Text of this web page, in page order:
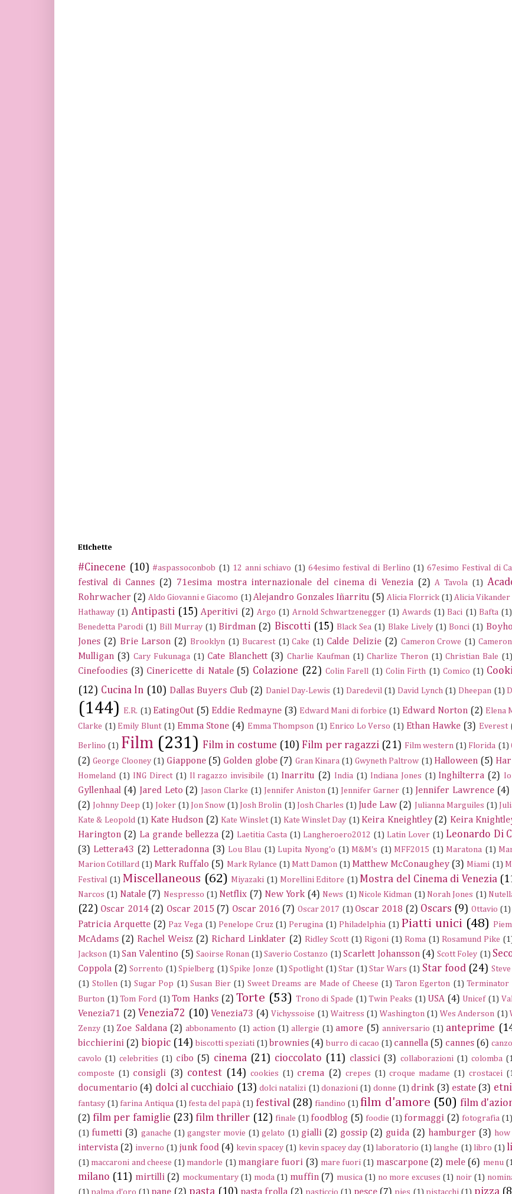
Etichette
#Cinecene (10) #aspassoconbob (1) 12 anni schiavo (1) 64esimo festival di Berlino (1) 67esimo Festival di
festival di Cannes (2) 71esima mostra internazionale del cinema di Venezia (2) A Tavola (1)
Rohrwacher (2) Aldo Giovanni e Giacomo (1) Alejandro Gonzales Iñarritu (5) Alicia Florrick (1) Alicia Vikander
Hathaway (1) Antipasti (15) Aperitivi (2) Argo (1) Arnold Schwartzenegger (1) Awards (1) Baci (1) Bafta (1)
Benedetta Parodi (1) Bill Murray (1) Birdman (2) Biscotti (15) Black Sea (1) Blake Lively (1) Bonci (1)
Jones (2) Brie Larson (2) Brooklyn (1) Bucarest (1) Cake (1) Calde Delizie (2) Cameron Crowe (1)
Mulligan (3) Cary Fukunaga (1) Cate Blanchett (3) Charlie Kaufman (1) Charlize Theron (1) Christian Bale (1)
Cinefoodies (3) Cinericette di Natale (5) Colazione (22) Colin Farell (1) Colin Firth (1) Comico (1)
(12) Cucina In (10) Dallas Buyers Club (2) Daniel Day-Lewis (1) Daredevil (1) David Lynch (1) Dheepan (1)
(144)
E.R. (1) EatingOut (5) Eddie Redmayne (3) Edward Mani di forbice (1) Edward Norton (2) Elena
Clarke (1) Emily Blunt (1) Emma Stone (4) Emma Thompson (1) Enrico Lo Verso (1) Ethan Hawke (3) Everest
Berlino (1) Film (231) Film in costume (10) Film per ragazzi (21) Film western (1) Florida (1)
(2) George Clooney (1) Giappone (5) Golden globe (7) Gran Kinara (1) Gwyneth Paltrow (1) Halloween (5)
Homeland (1) ING Direct (1) Il ragazzo invisibile (1) Inarritu (2) India (1) Indiana Jones (1) Inghilterra (2)
Gyllenhaal (4) Jared Leto (2) Jason Clarke (1) Jennifer Aniston (1) Jennifer Garner (1) Jennifer Lawrence (4)
(2)
Johnny Deep (1) Joker (1) Jon Snow (1) Josh Brolin (1) Josh Charles (1) Jude Law (2) Julianna Marguiles (1)
Kate & Leopold (1) Kate Hudson (2) Kate Winslet (1) Kate Winslet Day (1) Keira Kneightley (2) Keira
Harington (2) La grande bellezza (2) Laetitia Casta (1) Langheroero2012 (1) Latin Lover (1) Leonardo Di
(3) Lettera43 (2) Letteradonna (3) Lou Blau (1) Lupita Nyong'o (1) M&M's (1) MFF2015 (1) Maratona (1)
Marion Cotillard (1) Mark Ruffalo (5) Mark Rylance (1) Matt Damon (1) Matthew McConaughey (3) Miami (1)
Festival (1) Miscellaneous (62) Miyazaki (1) Morellini Editore (1) Mostra del Cinema di Venezia
Narcos (1) Natale (7) Nespresso (1) Netflix (7) New York (4) News (1) Nicole Kidman (1) Norah Jones (1)
(22) Oscar 2014 (2) Oscar 2015 (7) Oscar 2016 (7) Oscar 2017 (1) Oscar 2018 (2) Oscars (9) Ottavio (1)
Patricia Arquette (2) Paz Vega (1) Penelope Cruz (1) Perugina (1) Philadelphia (1) Piatti unici (48)
McAdams (2) Rachel Weisz (2) Richard Linklater (2) Ridley Scott (1) Rigoni (1) Roma (1) Rosamund Pike
Jackson (1) San Valentino (5) Saoirse Ronan (1) Saverio Costanzo (1) Scarlett Johansson (4) Scott Foley (1)
Coppola (2) Sorrento (1) Spielberg (1) Spike Jonze (1) Spotlight (1) Star (1) Star Wars (1) Star food (24)
(1) Stollen (1) Sugar Pop (1) Susan Bier (1) Sweet Dreams are Made of Cheese (1) Taron Egerton (1) Terminator
Burton (1) Tom Ford (1) Tom Hanks (2) Torte (53) Trono di Spade (1) Twin Peaks (1) USA (4) Unicef (1)
Venezia71 (2) Venezia72 (10) Venezia73 (4) Vichyssoise (1) Waitress (1) Washington (1) Wes Anderson (1)
Zenzy (1) Zoe Saldana (2) abbonamento (1) action (1) allergie (1) amore (5) anniversario (1) anteprime
bicchierini (2) biopic (14) biscotti speziati (1) brownies (4) burro di cacao (1) cannella (5) cannes (6)
cavolo (1) celebrities (1) cibo (5) cinema (21) cioccolato (11) classici (3) collaborazioni (1) colomba
composte (1) consigli (3) contest (14) cookies (1) crema (2) crepes (1) croque madame (1) crostacei
documentario (4) dolci al cucchiaio (13) dolci natalizi (1) donazioni (1) donne (1) drink (3) estate (3)
fantasy (1) farina Antiqua (1) festa del papà (1) festival (28) fiandino (1) film d'amore (50) film
(2) film per famiglie (23) film thriller (12) finale (1) foodblog (5) foodie (1) formaggi (2) fotografia (1)
(1) fumetti (3) ganache (1) gangster movie (1) gelato (1) gialli (2) gossip (2) guida (2) hamburger (3) how
intervista (2) inverno (1) junk food (4) kevin spacey (1) kevin spacey day (1) laboratorio (1) langhe (1) libro (1)
(1) maccaroni and cheese (1) mandorle (1) mangiare fuori (3) mare fuori (1) mascarpone (2) mele (6) menu
milano (11) mirtilli (2) mockumentary (1) moda (1) muffin (7) musica (1) no more excuses (1) noir (1)
(1) palma d'oro (1) pane (2) pasta (10) pasta frolla (2) pasticcio (1) pesce (7) pies (1) pistacchi (1) pizza